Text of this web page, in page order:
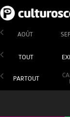
AOÛT
TOUT
PARTOUT